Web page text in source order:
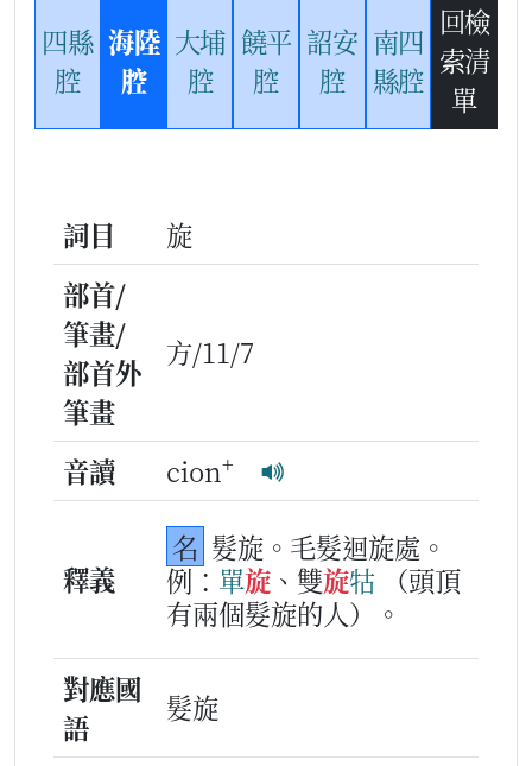
四縣
腔
海陸
腔
大埔
腔
饒平
腔
詔安
腔
南四
縣腔
回檢
索清
單
詞目
旋
部首/
筆畫/
部首外
筆畫
方/11/7
音讀 cion+
釋義
名 髮旋。毛髮迴旋處。
例： 單旋 、雙旋牯
（頭頂
有兩個髮旋的人）。
對應國
語
髮旋